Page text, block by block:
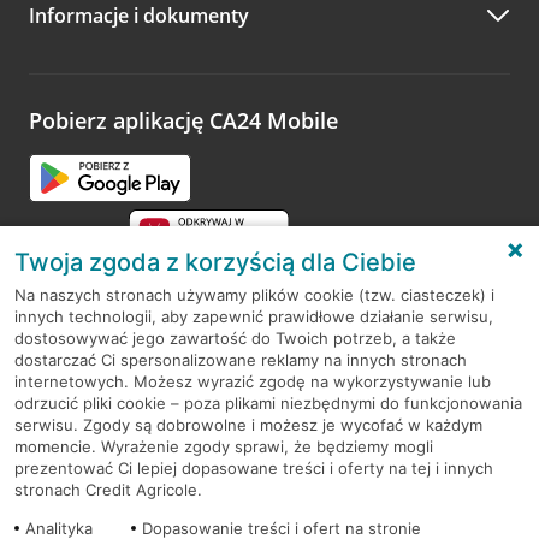
Zachęcamy do podzielenia się z nami opinią o wizycie.
opinie.
Informacje i dokumenty
Pobierz aplikację CA24 Mobile
RODO
Regulamin serwisu
Mapa serwisu
PolitykaCookies
Twoja zgoda z korzyścią dla Ciebie
Na naszych stronach używamy plików cookie (tzw. ciasteczek) i
innych technologii, aby zapewnić prawidłowe działanie serwisu,
dostosowywać jego zawartość do Twoich potrzeb, a także
dostarczać Ci spersonalizowane reklamy na innych stronach
internetowych. Możesz wyrazić zgodę na wykorzystywanie lub
odrzucić pliki cookie – poza plikami niezbędnymi do funkcjonowania
serwisu. Zgody są dobrowolne i możesz je wycofać w każdym
momencie. Wyrażenie zgody sprawi, że będziemy mogli
prezentować Ci lepiej dopasowane treści i oferty na tej i innych
stronach Credit Agricole.
Analityka
Dopasowanie treści i ofert na stronie